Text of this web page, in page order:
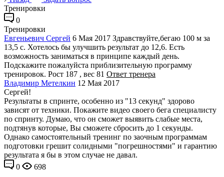
Тренировки
0
Тренировки
Евгеньевич Сергей 6 Мая 2017 Здравствуйте,бегаю 100 м за
13,5 с. Хотелось бы улучшить результат до 12,6. Есть
возможность заниматься в принципе каждый день.
Подскажите пожалуйста приблизительную программу
тренировок. Рост 187 , вес 81 Ответ тренера
Владимир Метелкин 12 Мая 2017
Сергей!
Результаты в спринте, особенно из "13 секунд" здорово
зависят от техники. Покажите видео своего бега специалисту
по спринту. Думаю, что он сможет выявить слабые места,
подтянув которые, Вы сможете сбросить до 1 секунды.
Однако самостоятельный тренинг по заочным программам
подготовки грешит солидными "погрешностями" и гарантию
результата я бы в этом случае не давал.
0
698